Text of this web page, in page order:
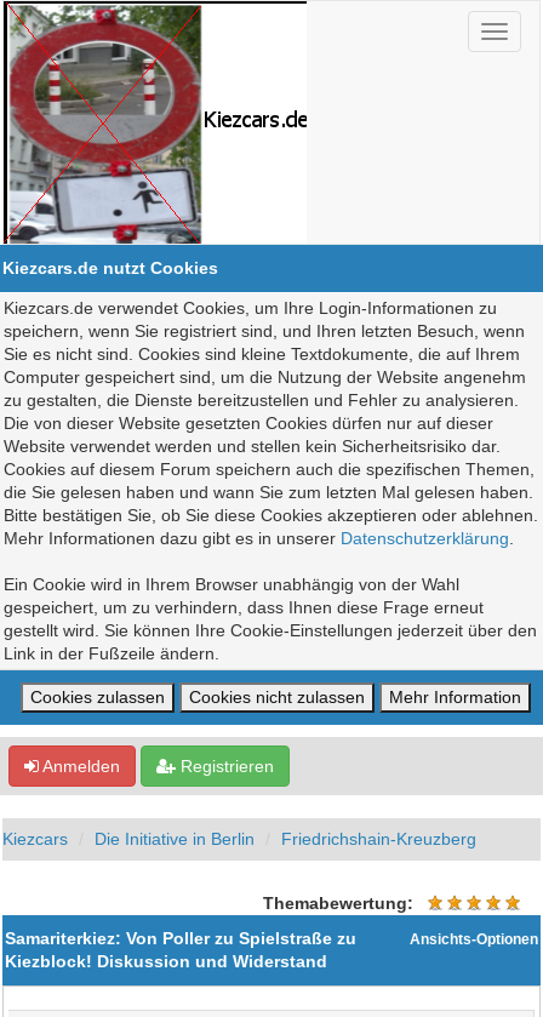
Kiezcars.de nutzt Cookies
Kiezcars.de verwendet Cookies, um Ihre Login-Informationen zu
speichern, wenn Sie registriert sind, und Ihren letzten Besuch, wenn
Sie es nicht sind. Cookies sind kleine Textdokumente, die auf Ihrem
Computer gespeichert sind, um die Nutzung der Website angenehm
zu gestalten, die Dienste bereitzustellen und Fehler zu analysieren.
Die von dieser Website gesetzten Cookies dürfen nur auf dieser
Website verwendet werden und stellen kein Sicherheitsrisiko dar.
Cookies auf diesem Forum speichern auch die spezifischen Themen,
die Sie gelesen haben und wann Sie zum letzten Mal gelesen haben.
Bitte bestätigen Sie, ob Sie diese Cookies akzeptieren oder ablehnen.
Mehr Informationen dazu gibt es in unserer Datenschutzerklärung
Ein Cookie wird in Ihrem Browser unabhängig von der Wahl
gespeichert, um zu verhindern, dass Ihnen diese Frage erneut
gestellt wird. Sie können Ihre Cookie-Einstellungen jederzeit über den
Link in der Fußzeile ändern.
Anmelden Registrieren
Kiezcars Die Initiative in Berlin Friedrichshain-Kreuzberg
Themabewertung:
Ansichts-Optionen
Samariterkiez: Von Poller zu Spielstraße zu
Kiezblock! Diskussion und Widerstand